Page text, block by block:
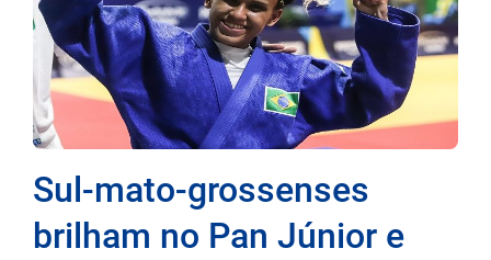
Sul-mato-grossenses
brilham no Pan Júnior e